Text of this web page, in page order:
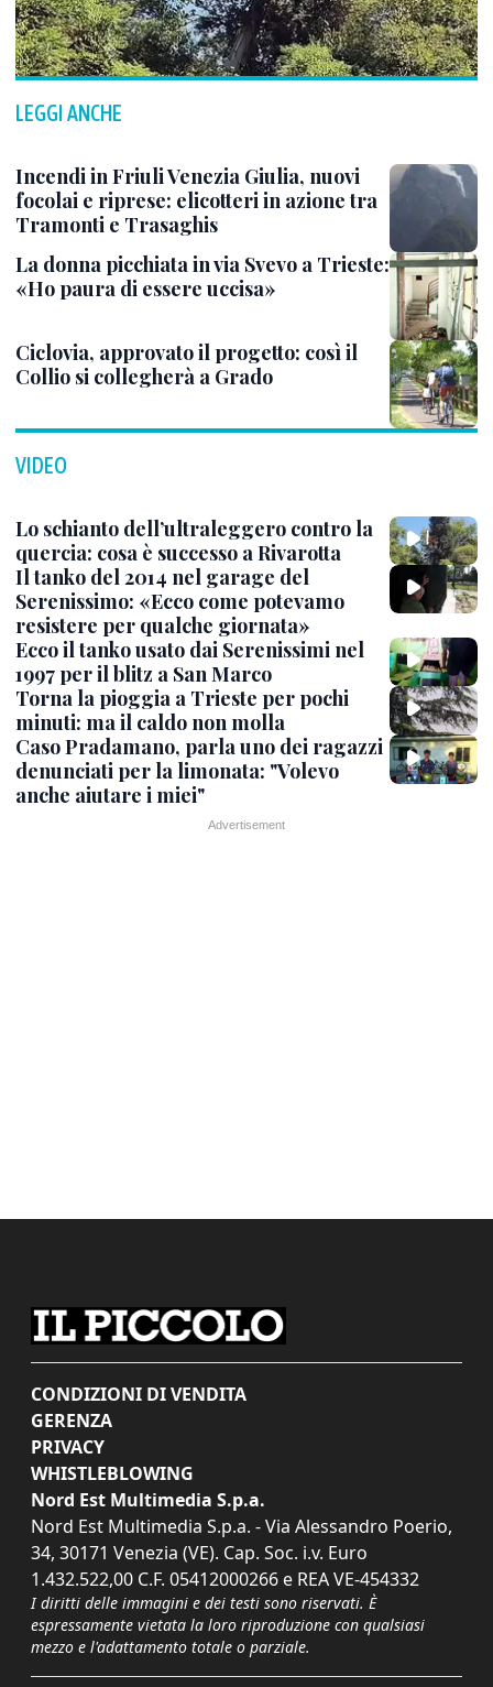
LEGGI ANCHE
Incendi in Friuli Venezia Giulia, nuovi
focolai e riprese: elicotteri in azione tra
Tramonti e Trasaghis
La donna picchiata in via Svevo a Trieste:
«Ho paura di essere uccisa»
Ciclovia, approvato il progetto: così il
Collio si collegherà a Grado
VIDEO
Lo schianto dell’ultraleggero contro la
quercia: cosa è successo a Rivarotta
Il tanko del 2014 nel garage del
Serenissimo: «Ecco come potevamo
resistere per qualche giornata»
Ecco il tanko usato dai Serenissimi nel
1997 per il blitz a San Marco
Torna la pioggia a Trieste per pochi
minuti: ma il caldo non molla
Caso Pradamano, parla uno dei ragazzi
denunciati per la limonata: "Volevo
anche aiutare i miei"
CONDIZIONI DI VENDITA
GERENZA
PRIVACY
WHISTLEBLOWING
Nord Est Multimedia S.p.a.
Nord Est Multimedia S.p.a. - Via Alessandro Poerio,
34, 30171 Venezia (VE). Cap. Soc. i.v. Euro
1.432.522,00 C.F. 05412000266 e REA VE-454332
I diritti delle immagini e dei testi sono riservati. È
espressamente vietata la loro riproduzione con qualsiasi
mezzo e l'adattamento totale o parziale.